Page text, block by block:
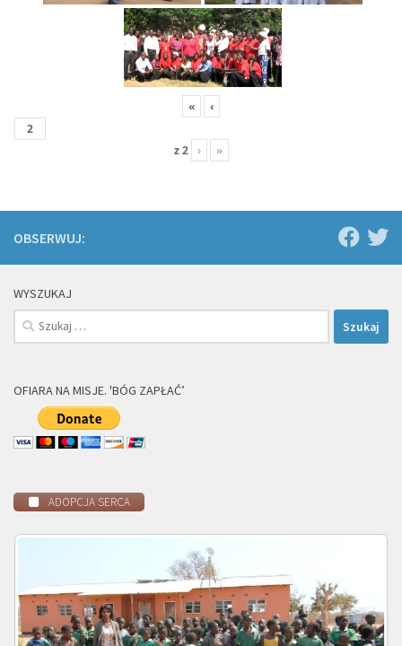
« ‹
z2 › »
OBSERWUJ:
WYSZUKAJ
Szukaj:
OFIARA NA MISJE. 'BÓG ZAPŁAĆ’
ADOPCJA SERCA